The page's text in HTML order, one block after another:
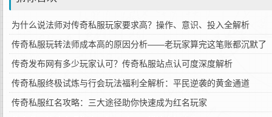
为什么说法师对传奇私服玩家要求高？操作、意识、投入全解析
传奇私服玩转法师成本高的原因分析——老玩家算完这笔账都沉默了
传奇发布网有多少玩家认可？传奇私服站点认可度深度解析
传奇私服终极试炼与行会玩法福利全解析：平民逆袭的黄金通道
传奇私服红名攻略：三大途径助你快速成为红名玩家